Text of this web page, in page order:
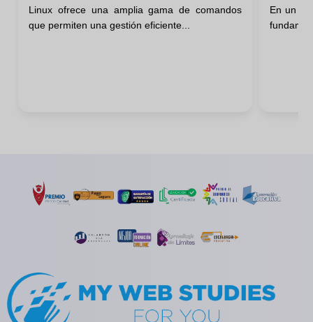
Linux
Linux ofrece una amplia gama de comandos
que permiten una gestión eficiente...
En un